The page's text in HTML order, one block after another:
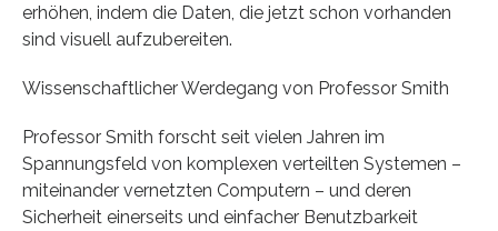
erhöhen, indem die Daten, die jetzt schon vorhanden
sind visuell aufzubereiten.
Wissenschaftlicher Werdegang von Professor Smith
Professor Smith forscht seit vielen Jahren im
Spannungsfeld von komplexen verteilten Systemen –
miteinander vernetzten Computern – und deren
Sicherheit einerseits und einfacher Benutzbarkeit